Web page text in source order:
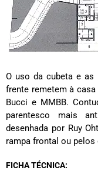
O uso da cubeta e as
frente remetem à casa
Bucci e MMBB.
parentesco mais
desenhada por Ruy
rampa frontal ou
FICHA TÉCNICA: